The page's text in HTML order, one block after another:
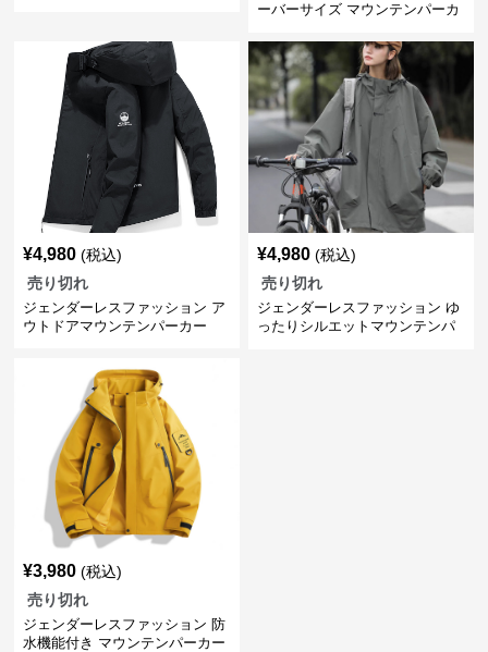
ーバーサイズ マウンテンパーカ
¥4,980 (税込)
売り切れ
ジェンダーレスファッション ア
ウトドアマウンテンパーカー
¥4,980 (税込)
売り切れ
ジェンダーレスファッション ゆ
ったりシルエットマウンテンパ
¥3,980 (税込)
売り切れ
ジェンダーレスファッション 防
水機能付き マウンテンパーカー